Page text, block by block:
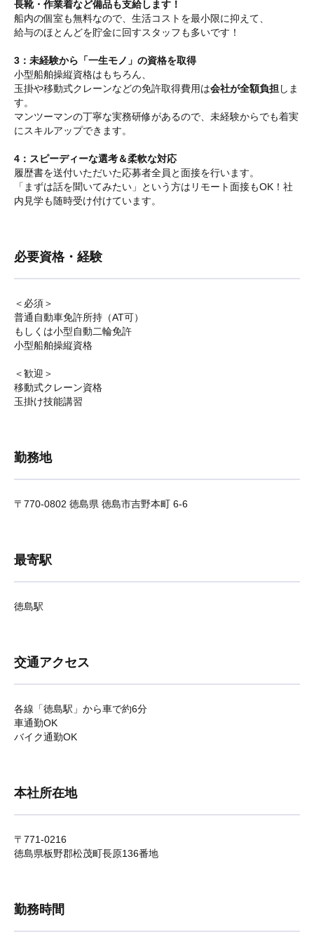
長靴・作業着など備品も支給します！
船内の個室も無料なので、生活コストを最小限に抑えて、
給与のほとんどを貯金に回すスタッフも多いです！
3：未経験から「一生モノ」の資格を取得
小型船舶操縦資格はもちろん、
玉掛や移動式クレーンなどの免許取得費用は会社が全額負担 しま
す。
マンツーマンの丁寧な実務研修があるので、未経験からでも着実
にスキルアップできます。
4：スピーディーな選考＆柔軟な対応
履歴書を送付いただいた応募者全員と面接を行います。
「まずは話を聞いてみたい」という方はリモート面接もOK！社
内見学も随時受け付けています。
必要資格・経験
＜必須＞
普通自動車免許所持（AT可）
もしくは小型自動二輪免許
小型船舶操縦資格
＜歓迎＞
移動式クレーン資格
玉掛け技能講習
勤務地
〒770-0802 徳島県 徳島市吉野本町 6-6
最寄駅
徳島駅
交通アクセス
各線「徳島駅」から車で約6分
車通勤OK
バイク通勤OK
本社所在地
〒771-0216
徳島県板野郡松茂町長原136番地
勤務時間